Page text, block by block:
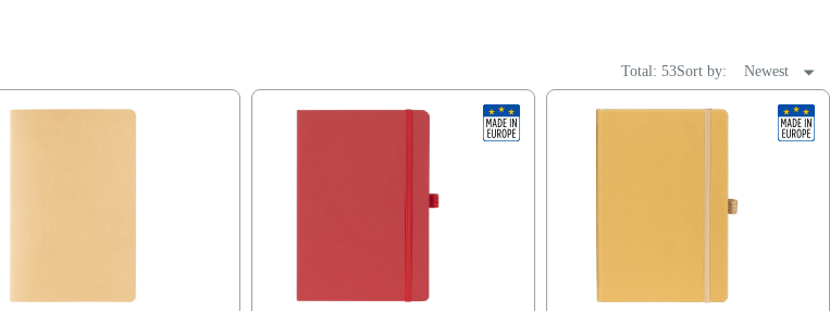
Total: 53Sort by: Newest